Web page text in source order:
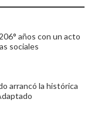
años con un acto
sociales
arrancó la histórica